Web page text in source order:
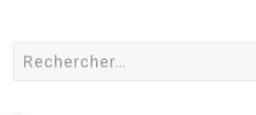
Rechercher :